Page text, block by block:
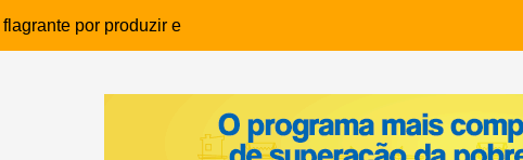
por produzir e
infantil em Eunápolis